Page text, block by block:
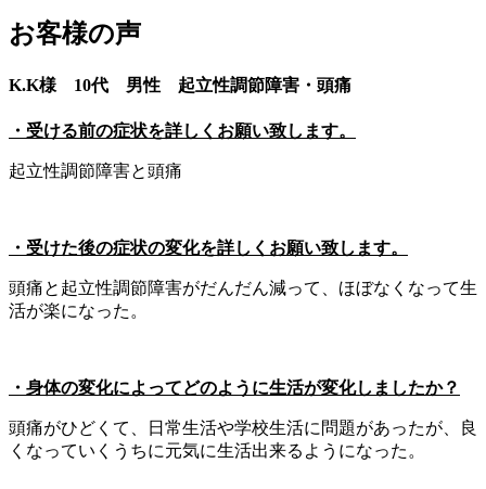
お客様の声
K.K様 10代 男性 起立性調節障害・頭痛
・受ける前の症状を詳しくお願い致します。
起立性調節障害と頭痛
・受けた後の症状の変化を詳しくお願い致します。
頭痛と起立性調節障害がだんだん減って、ほぼなくなって生
活が楽になった。
・身体の変化によってどのように生活が変化しましたか？
頭痛がひどくて、日常生活や学校生活に問題があったが、良
くなっていくうちに元気に生活出来るようになった。